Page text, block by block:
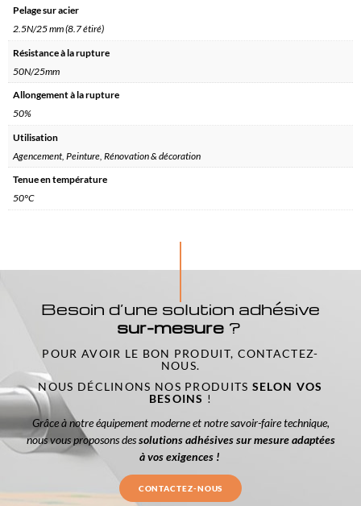
Pelage sur acier
2.5N/25 mm (8.7 étiré)
Résistance à la rupture
50N/25mm
Allongement à la rupture
50%
Utilisation
Agencement, Peinture, Rénovation & décoration
Tenue en température
50°C
Besoin d’une solution adhésive
sur-mesure?
POUR AVOIR LE BON PRODUIT, CONTACTEZ-
NOUS.
NOUS DÉCLINONS NOS PRODUITS SELON VOS
BESOINS !
Grâce à notre équipement moderne et notre savoir-faire technique,
nous vous proposons dessolutions adhésives sur mesure adaptées
à vos exigences !
CONTACTEZ-NOUS